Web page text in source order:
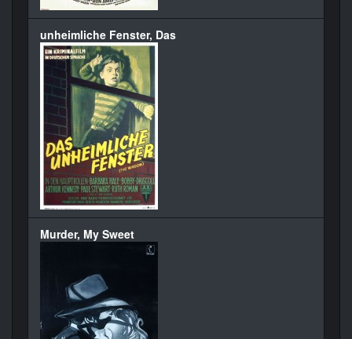
unheimliche Fenster, Das
Murder, My Sweet